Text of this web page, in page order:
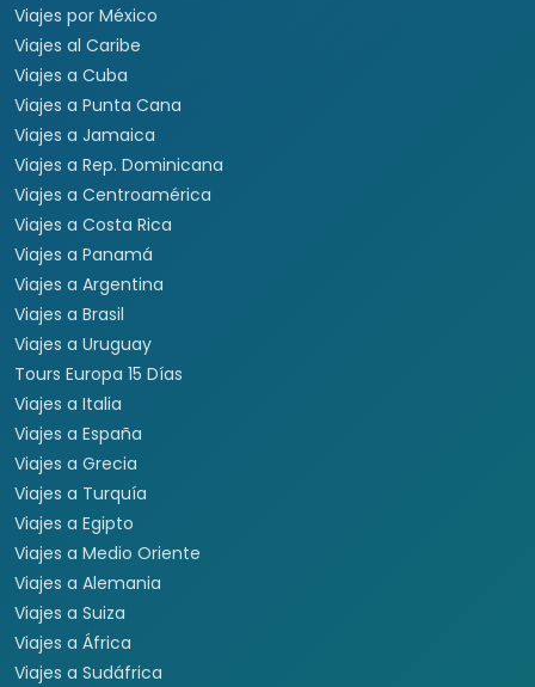
Viajes a Centroamérica
Viajes a Costa Rica
Viajes a Panamá
Viajes a Argentina
Viajes a Brasil
Viajes a Uruguay
Tours Europa 15 Días
Viajes a Italia
Viajes a España
Viajes a Grecia
Viajes a Turquía
Viajes a Egipto
Viajes a Medio Oriente
Viajes a Alemania
Viajes a Suiza
Viajes a África
Viajes a Sudáfrica
Viajes a Kenia
Viajes a Tanzania
Viajes a Australia
Viajes a Asia
Viajes a China
Viajes a Corea del Sur